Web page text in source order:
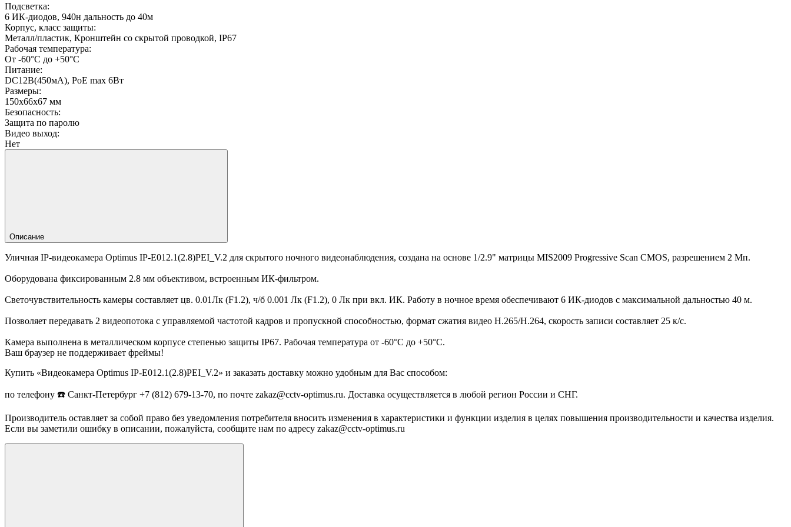
Подсветка:
6 ИК-диодов, 940н дальность до 40м
Корпус, класс защиты:
Металл/пластик, Кронштейн со скрытой проводкой, IP67
Рабочая температура:
От -60°С до +50°С
Питание:
DC12В(450мА), PoE max 6Вт
Размеры:
150х66х67 мм
Безопасность:
Защита по паролю
Видео выход:
Нет
Описание
Уличная IP-видеокамера Optimus IP-E012.1(2.8)PEI_V.2 для скрытого ночного видеонаблюдения, создана на основе 1/2.9" матрицы MIS2009 Progressive Scan CMOS, разрешением 2 Мп.
Оборудована фиксированным 2.8 мм объективом, встроенным ИК-фильтром.
Светочувствительность камеры составляет цв. 0.01Лк (F1.2), ч/б 0.001 Лк (F1.2), 0 Лк при вкл. ИК. Работу в ночное время обеспечивают 6 ИК-диодов с максимальной дальностью 40 м.
Позволяет передавать 2 видеопотока с управляемой частотой кадров и пропускной способностью, формат сжатия видео H.265/H.264, скорость записи составляет 25 к/с.
Камера выполнена в металлическом корпусе степенью защиты IP67. Рабочая температура от -60°С до +50°С.
Ваш браузер не поддерживает фреймы!
Купить «Видеокамера Optimus IP-E012.1(2.8)PEI_V.2» и заказать доставку можно удобным для Вас способом:
по телефону ☎️ Санкт-Петербург +7 (812) 679-13-70, по почте zakaz@cctv-optimus.ru. Доставка осуществляется в любой регион России и СНГ.
Производитель оставляет за собой право без уведомления потребителя вносить изменения в характеристики и функции изделия в целях повышения производительности и качества изделия.
Если вы заметили ошибку в описании, пожалуйста, сообщите нам по адресу zakaz@cctv-optimus.ru